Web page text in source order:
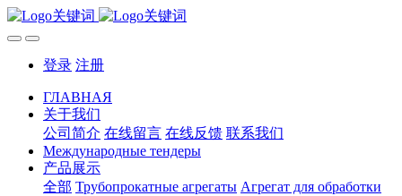
登录 注册
ГЛАВНАЯ
关于我们
公司简介 在线留言 在线反馈 联系我们
Международные тендеры
产品展示
全部 Трубопрокатные агрегаты Агрегат для обработки